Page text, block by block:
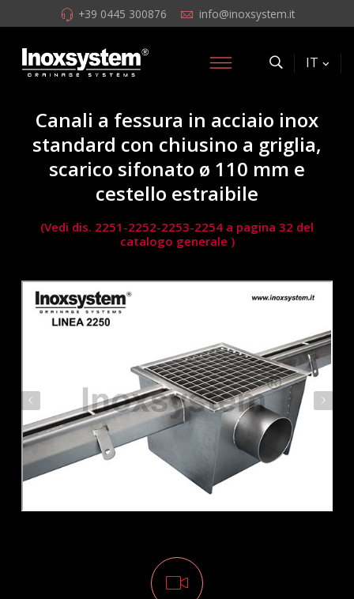
+39 0445 300876 info@inoxsystem.it
IT
Canali a fessura in acciaio inox
standard con chiusino a griglia,
scarico sifonato ø 110 mm e
cestello estraibile
(Vedi dis. 2251-2252-2253-2254 a pagina 32 del
catalogo generale )